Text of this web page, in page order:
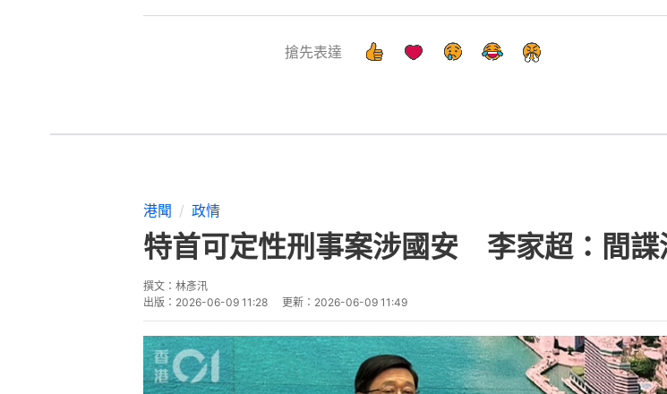
搶先表達
港聞 政情
特首可定性刑事案涉國安 李家超：間
撰文： 林彥汛
出版： 2026-06-09 11:28 更新： 2026-06-09 11:49